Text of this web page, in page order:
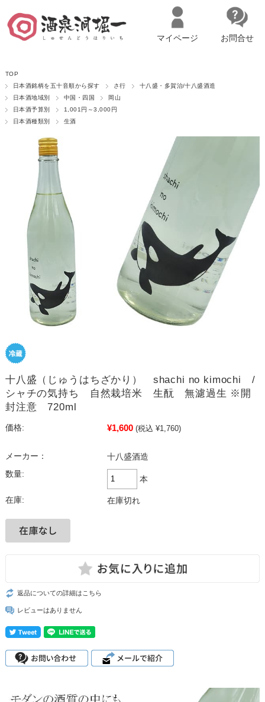
マイページへログイン カートをみる
マイページ お問合せ
TOP
日本酒銘柄を五十音順から探す
さ行
十八盛・多賀治/十八盛酒造
日本酒地域別
中国・四国
岡山
日本酒予算別
1,001円～3,000円
日本酒種類別
生酒
十八盛（じゅうはちざかり） shachi no kimochi /
シャチの気持ち 自然栽培米 生酛 無濾過生 ※開
封注意 720ml
価格: ¥1,600 (税込 ¥1,760)
メーカー：
十八盛酒造
数量:
本
在庫: 在庫切れ
返品についての詳細はこちら
レビューはありません